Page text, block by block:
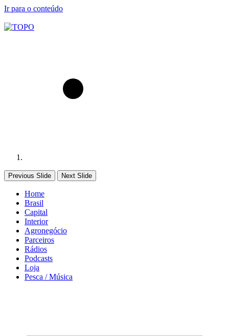
Ir para o conteúdo
Previous Slide Next Slide
Home
Brasil
Capital
Interior
Agronegócio
Parceiros
Rádios
Podcasts
Loja
Pesca / Música